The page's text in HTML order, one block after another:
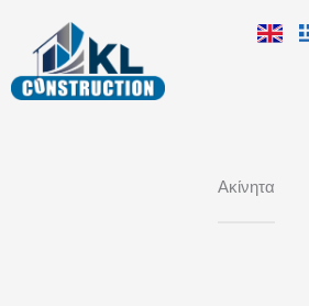
Μετάβαση
περιεχόμενο
Ακίνητα